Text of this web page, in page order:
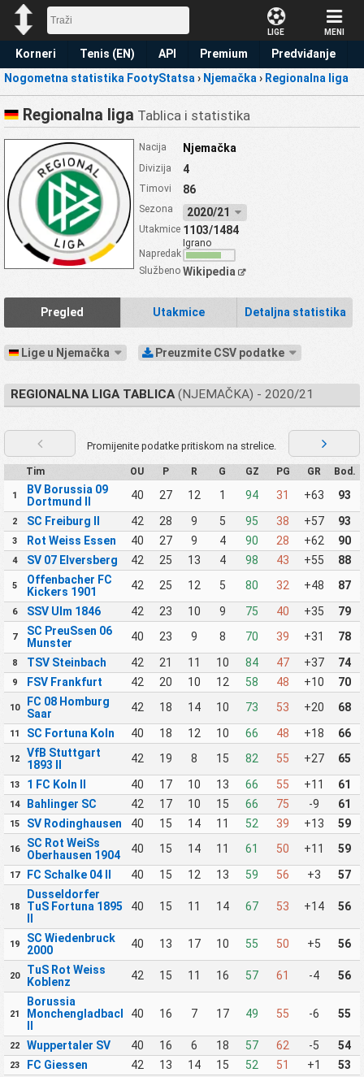
LIGE MENI
Korneri Tenis (EN) API Premium
Predviđanje
Nogometna statistika FootyStatsa › Njemačka › Regionalna liga
Regionalna liga Tablica i statistika
Nacija Njemačka
Divizija 4
Timovi 86
Sezona 2020/21
Utakmice 1103/1484
Igrano
Napredak
Službeno Wikipedia
Pregled Utakmice Detaljna statistika
Lige u Njemačka Preuzmite CSV podatke
REGIONALNA LIGA TABLICA(NJEMAČKA) - 2020/21
Promijenite podatke pritiskom na strelice.
Tim OU P R G GZ PG GR Bod.
1
BV Borussia 09
Dortmund II
40 27 12 1 94 31 +63 93
2 SC Freiburg II 42 28 9 5 95 38 +57 93
3 Rot Weiss Essen 40 27 9 4 90 28 +62 90
4 SV 07 Elversberg 42 25 13 4 98 43 +55 88
5
Offenbacher FC
Kickers 1901
42 25 12 5 80 32 +48 87
6 SSV Ulm 1846 42 23 10 9 75 40 +35 79
7
SC PreuSsen 06
Munster
40 23 9 8 70 39 +31 78
8 TSV Steinbach 42 21 11 10 84 47 +37 74
9 FSV Frankfurt 42 20 10 12 58 48 +10 70
10
FC 08 Homburg
Saar
42 18 14 10 73 53 +20 68
11 SC Fortuna Koln 40 18 12 10 66 48 +18 66
12
VfB Stuttgart
1893 II
42 19 8 15 82 55 +27 65
13 1 FC Koln II 40 17 10 13 66 55 +11 61
14 Bahlinger SC 42 17 10 15 66 75 -9 61
15 SV Rodinghausen 40 15 14 11 52 39 +13 59
16
SC Rot WeiSs
Oberhausen 1904
40 15 14 11 61 50 +11 59
17 FC Schalke 04 II 40 15 12 13 59 56 +3 57
18
Dusseldorfer
TuS Fortuna 1895
40 15 11 14 67 53 +14 56
19
SC Wiedenbruck
2000
40 13 17 10 55 50 +5 56
20
TuS Rot Weiss
Koblenz
42 15 11 16 57 61 -4 56
21
Borussia
Monchengladbach
40 16 7 17 49 55 -6 55
22 Wuppertaler SV 40 16 6 18 57 62 -5 54
23 FC Giessen 42 13 14 15 52 51 +1 53